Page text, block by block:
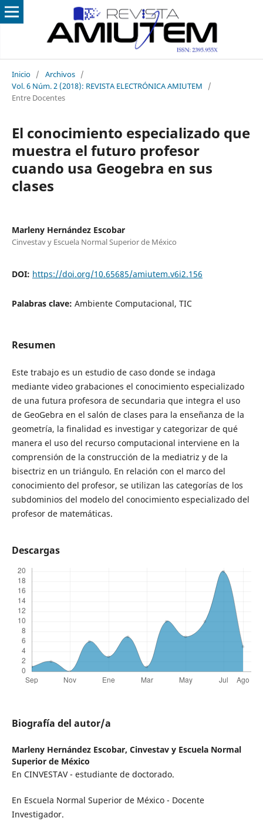
Inicio / Archivos /
Vol. 6 Núm. 2 (2018): REVISTA ELECTRÓNICA AMIUTEM
/
Entre Docentes
El conocimiento especializado que
muestra el futuro profesor
cuando usa Geogebra en sus
clases
Marleny Hernández Escobar
Cinvestav y Escuela Normal Superior de México
DOI: https://doi.org/10.65685/amiutem.v6i2.156
Palabras clave: Ambiente Computacional, TIC
Resumen
Este trabajo es un estudio de caso donde se indaga
mediante video grabaciones el conocimiento especializado
de una futura profesora de secundaria que integra el uso
de GeoGebra en el salón de clases para la enseñanza de la
geometría, la finalidad es investigar y categorizar de qué
manera el uso del recurso computacional interviene en la
comprensión de la construcción de la mediatriz y de la
bisectriz en un triángulo. En relación con el marco del
conocimiento del profesor, se utilizan las categorías de los
subdominios del modelo del conocimiento especializado del
profesor de matemáticas.
Descargas
Biografía del autor/a
Marleny Hernández Escobar, Cinvestav y Escuela Normal
Superior de México
En CINVESTAV - estudiante de doctorado.
En Escuela Normal Superior de México - Docente
Investigador.